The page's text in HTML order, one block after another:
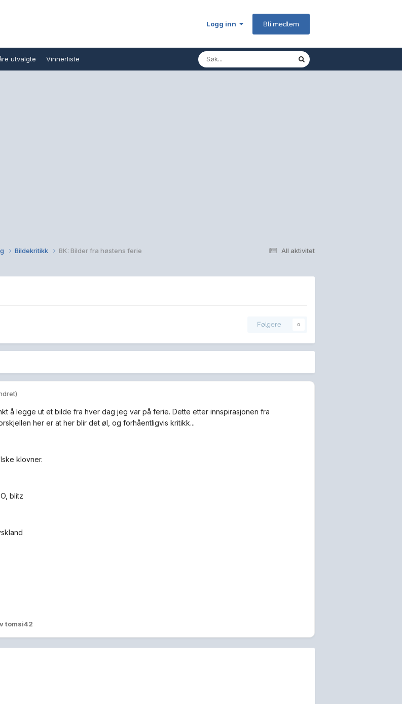
Logg inn Bli medlem
utvalgte Vinnerliste
All aktivitet
Bildekritikk BK: Bilder fra høstens ferie
Følgere 0
å legge ut et bilde fra hver dag jeg var på ferie. Dette etter innspirasjonen fra
her er at her blir det øl, og forhåentligvis kritikk...
klovner.
blitz
tomsi42